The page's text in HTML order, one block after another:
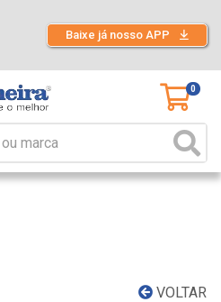
Baixe já nosso APP
0
VOLTAR